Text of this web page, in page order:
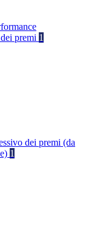
premi 1
dei premi (da
1